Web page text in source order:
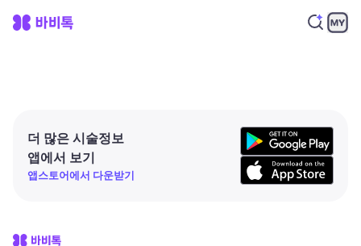
더 많은 시술정보
앱에서 보기
앱스토어에서 다운받기